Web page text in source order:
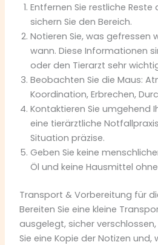
Entfernen Sie restliche Reste
sichern Sie den Bereich.
Notieren Sie, was gefressen
wann. Diese Informationen
oder den Tierarzt sehr
Beobachten Sie die Maus:
Koordination, Erbrechen,
Kontaktieren Sie umgehend
eine tierärztliche
Situation präzise.
Geben Sie keine
Öl und keine Hausmittel
Transport & Vorbereitung für
Bereiten Sie eine kleine
ausgelegt, sicher
Sie eine Kopie der Notizen und,